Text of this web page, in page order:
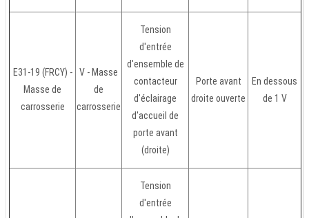
E31-19 (FRCY) -
Masse de
carrosserie
V - Masse
de
carrosserie
Tension
d'entrée
d'ensemble de
contacteur
d'éclairage
d'accueil de
porte avant
(droite)
Porte avant
droite ouverte
En dessous
de 1 V
Tension
d'entrée